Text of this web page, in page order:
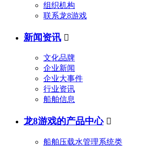
组织机构
联系龙8游戏
新闻资讯 
文化品牌
企业新闻
企业大事件
行业资讯
船舶信息
龙8游戏的产品中心 
船舶压载水管理系统类